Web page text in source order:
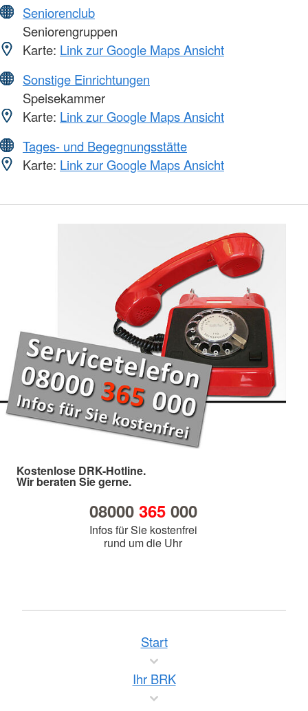
Seniorenclub
Seniorengruppen
Karte: Link zur Google Maps Ansicht
Sonstige Einrichtungen
Speisekammer
Karte: Link zur Google Maps Ansicht
Tages- und Begegnungsstätte
Karte: Link zur Google Maps Ansicht
Kostenlose DRK-Hotline.
Wir beraten Sie gerne.
08000 365000
Infos für Sie kostenfrei
rund um die Uhr
Start
Ihr BRK